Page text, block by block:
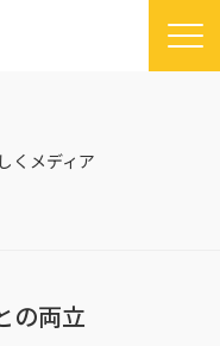
くメディア
の両立